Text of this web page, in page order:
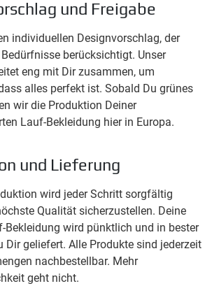
und Freigabe
individuellen Designvorschlag, der
berücksichtigt. Unser
eng mit Dir zusammen, um
alles perfekt ist. Sobald Du grünes
wir die Produktion Deiner
Lauf-Bekleidung hier in Europa.
und Lieferung
wird jeder Schritt sorgfältig
Qualität sicherzustellen. Deine
Bekleidung wird pünktlich und in bester
Dir geliefert. Alle Produkte sind jederzeit
nachbestellbar. Mehr
geht nicht.